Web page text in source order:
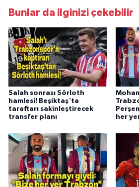
Bunlar da ilginizi çekebilir
Salah sonrası Sörloth
hamlesi! Beşiktaş'ta
taraftarı sakinleştirecek
transfer planı
her